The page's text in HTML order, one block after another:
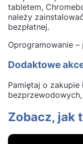
tabletem,
należy
bezpłatnej.
Oprogramowanie
Dodaktowe
Pamiętaj o
Zobacz, jak